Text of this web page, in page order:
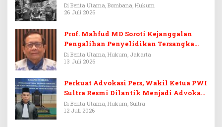
Di Berita Utama, Bombana, Hukum
26 Juli 2026
Prof. Mahfud MD Soroti Kejanggalan
Pengalihan Penyelidikan Tersangka
Febrie Adriansyah
Di Berita Utama, Hukum, Jakarta
13 Juli 2026
Perkuat Advokasi Pers, Wakil Ketua PWI
Sultra Resmi Dilantik Menjadi Advokat
PERADI
Di Berita Utama, Hukum, Sultra
12 Juli 2026